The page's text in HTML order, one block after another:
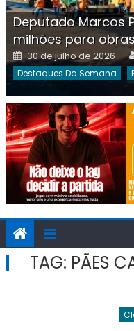
Deputado Marcos
milhões para
Posted
on
30 de julho de 2026
Destaques Da Semana
TAG: PÃES